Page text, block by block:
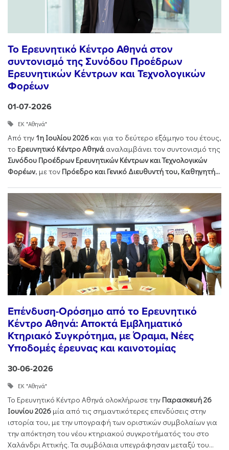
Το Ερευνητικό Κέντρο Αθηνά στον
συντονισμό της Συνόδου Προέδρων
Ερευνητικών Κέντρων και Τεχνολογικών
Φορέων
01-07-2026
ΕΚ "Αθηνά"
Από την 1η Ιουλίου 2026 και για το δεύτερο εξάμηνο του έτους,
το Ερευνητικό Κέντρο Αθηνά αναλαμβάνει τον συντονισμό της
Συνόδου Προέδρων Ερευνητικών Κέντρων και Τεχνολογικών
Φορέων, με τον Πρόεδρο και Γενικό Διευθυντή του, Καθηγητή...
Επένδυση-Ορόσημο από το Ερευνητικό
Κέντρο Αθηνά: Αποκτά Εμβληματικό
Κτηριακό Συγκρότημα, με Όραμα, Νέες
Υποδομές έρευνας και καινοτομίας
30-06-2026
ΕΚ "Αθηνά"
Το Ερευνητικό Κέντρο Αθηνά ολοκλήρωσε την Παρασκευή 26
Ιουνίου 2026 μία από τις σημαντικότερες επενδύσεις στην
ιστορία του, με την υπογραφή των οριστικών συμβολαίων για
την απόκτηση του νέου κτηριακού συγκροτήματός του στο
Χαλάνδρι Αττικής. Τα συμβόλαια υπεγράφησαν μεταξύ του...